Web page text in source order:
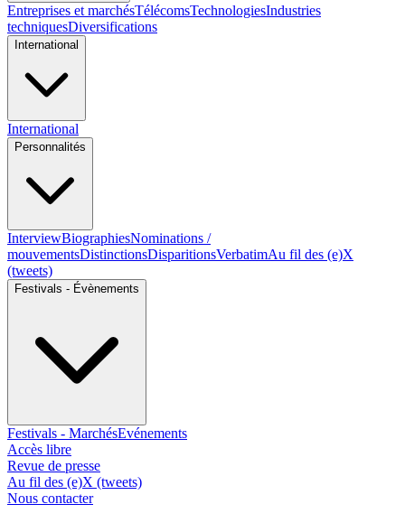
Entreprises et marchésTélécomsTechnologiesIndustries
techniquesDiversifications
International
International
Personnalités
InterviewBiographiesNominations /
mouvementsDistinctionsDisparitionsVerbatimAu fil des (e)X
(tweets)
Festivals - Évènements
Festivals - MarchésEvénements
Accès libre
Revue de presse
Au fil des (e)X (tweets)
Nous contacter